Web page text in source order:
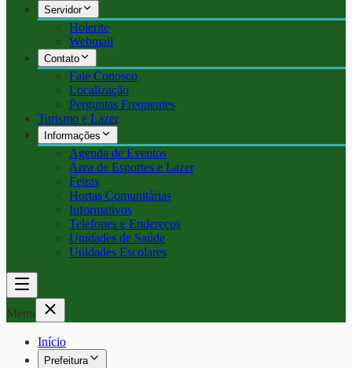
Servidor
Holerite
Webmail
Contato
Fale Conosco
Localização
Perguntas Frequentes
Turismo e Lazer
Informações
Agenda de Eventos
Área de Esportes e Lazer
Feiras
Hortas Comunitárias
Informativos
Telefones e Endereços
Unidades de Saúde
Unidades Escolares
Menu
Início
Prefeitura